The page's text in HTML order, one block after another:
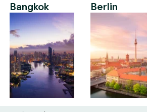
Bangkok Berlin